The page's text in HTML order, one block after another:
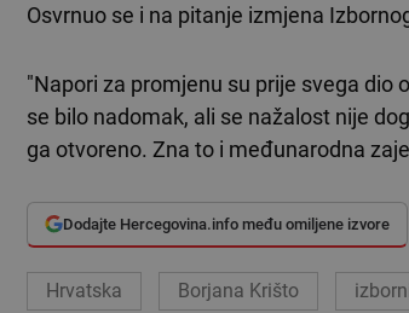
Osvrnuo se i na pitanje izmjena
"Napori za promjenu su prije svega dio
se bilo nadomak, ali se nažalost nije
ga otvoreno. Zna to i međunarodna
Dodajte Hercegovina.info među omiljene izvore
Hrvatska Borjana Krišto